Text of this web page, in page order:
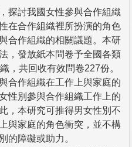
探討我國女性參與合作組織
在合作組織裡所扮演的角色
合作組織的相關議題。本研
，發放紙本問卷予全國各類
，共回收有效問卷227份。
合作組織在工作上與家庭的
性別參與合作組織工作上的
，本研究可推得男女性別不
與家庭的角色衝突，並不構
的障礙或助力。